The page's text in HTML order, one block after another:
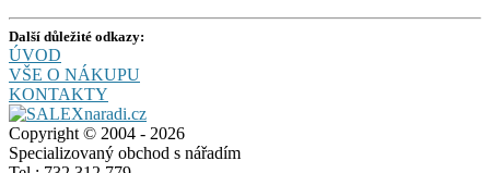
Další důležité odkazy:
ÚVOD
VŠE O NÁKUPU
KONTAKTY
Copyright © 2004 - 2026
Specializovaný obchod s nářadím